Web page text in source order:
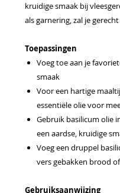
kruidige smaak bij
als garnering, zal je
Toepassingen
Voeg toe aan je
smaak
Voor een hartige
essentiële olie voor
Gebruik basilicum olie
een aardse, kruidige
Voeg een druppel
vers gebakken brood
Gebruiksaanwijzing